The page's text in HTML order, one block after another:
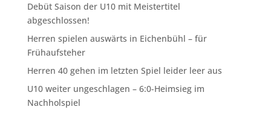
Debüt Saison der U10 mit Meistertitel
abgeschlossen!
Herren spielen auswärts in Eichenbühl – für
Frühaufsteher
Herren 40 gehen im letzten Spiel leider leer aus
U10 weiter ungeschlagen – 6:0-Heimsieg im
Nachholspiel